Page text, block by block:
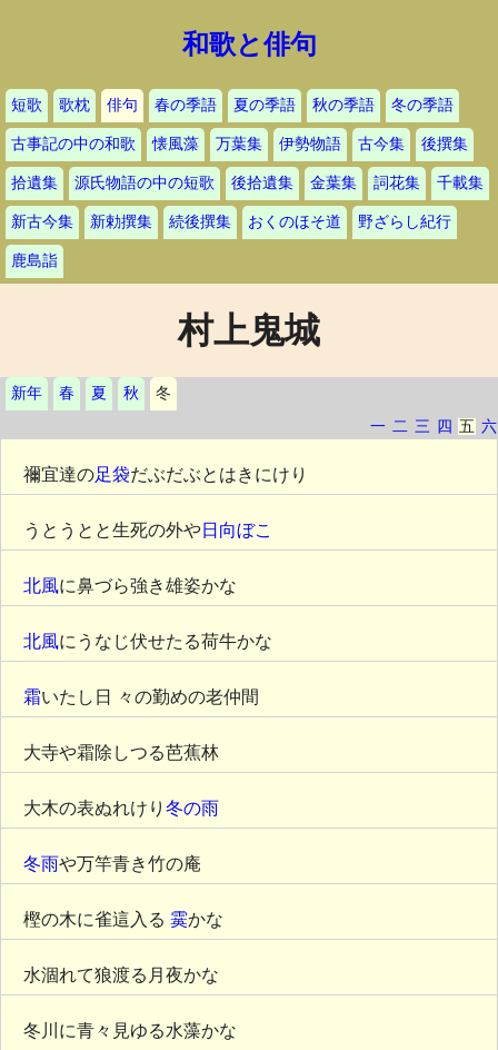
和歌と俳句
短歌 歌枕 俳句 春の季語 夏の季語 秋の季語 冬の季語
古事記の中の和歌 懐風藻 万葉集 伊勢物語 古今集 後撰集
拾遺集 源氏物語の中の短歌 後拾遺集 金葉集 詞花集 千載集
新古今集 新勅撰集 続後撰集 おくのほそ道 野ざらし紀行
鹿島詣
村上鬼城
新年 春 夏 秋
冬
一 二 三 四 五 六
禰宜達の足袋だぶだぶとはきにけり
うとうとと生死の外や日向ぼこ
北風に鼻づら強き雄姿かな
北風にうなじ伏せたる荷牛かな
霜いたし日 々の勤めの老仲間
大寺や霜除しつる芭蕉林
大木の表ぬれけり 冬の雨
冬雨や万竿青き竹の庵
樫の木に雀這入る 霙かな
水涸れて狼渡る月夜かな
冬川に青々見ゆる水藻かな